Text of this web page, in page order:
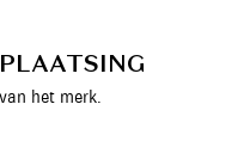
het merk.